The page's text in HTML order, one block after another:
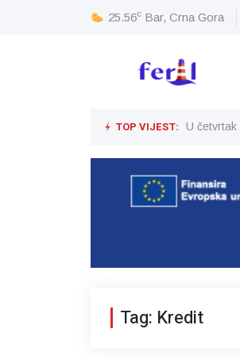
25.56c Bar, Crna Gora
TOP VIJEST: U
Tag: Kredit